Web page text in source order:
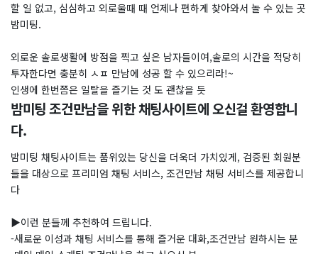
할 일 없고, 심심하고 외로울때 때 언제나 편하게 찾아와서 놀 수 있는 곳
밤미팅.
외로운 솔로생활에 방점을 찍고 싶은 남자들이여,솔로의 시간을 적당히
투자한다면 충분히 ㅅㅍ 만남에 성공 할 수 있으리라!~
인생에 한번쯤은 일탈을 즐기는 것 도 괜찮을 듯
밤미팅 조건만남을 위한 채팅사이트에 오신걸 환영합니
다.
밤미팅 채팅사이트는 품위있는 당신을 더욱더 가치있게, 검증된 회원분
들을 대상으로 프리미엄 채팅 서비스, 조건만남 채팅 서비스를 제공합니
다
▶이런 분들께 추천하여 드립니다.
-새로운 이성과 채팅 서비스를 통해 즐거운 대화,조건만남 원하시는 분